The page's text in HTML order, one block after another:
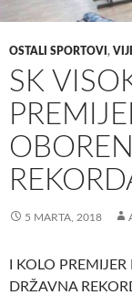
OSTALI SPORTOVI ,
SK
5 MARTA, 2018
I KOLO
DRŽAVNA